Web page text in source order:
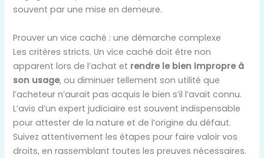
souvent par une mise en demeure.
Prouver un vice caché : une démarche complexe
Les critères stricts. Un vice caché doit être non
apparent lors de l’achat et rendre le bien impropre à
son usage, ou diminuer tellement son utilité que
l’acheteur n’aurait pas acquis le bien s’il l’avait connu.
L’avis d’un expert judiciaire est souvent indispensable
pour attester de la nature et de l’origine du défaut.
Suivez attentivement les étapes pour faire valoir vos
droits, en rassemblant toutes les preuves nécessaires.